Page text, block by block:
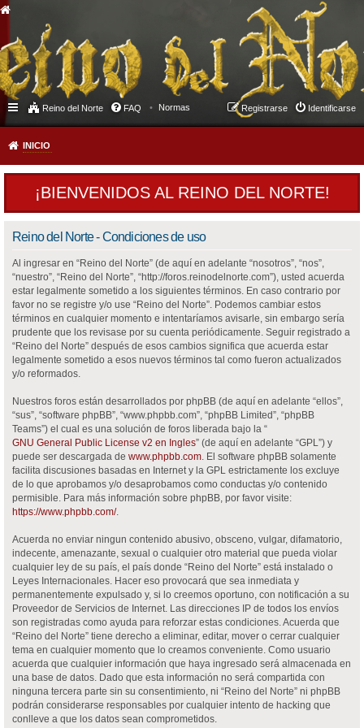
Reino del Norte FAQ Normas Identificarse
Registrarse
INICIO
¡BIENVENIDOS AL REINO DEL NORTE!
Reino del Norte - Condiciones de uso
Al ingresar en “Reino del Norte” (de aquí en adelante “nosotros”, “nos”,
“nuestro”, “Reino del Norte”, “http://foros.reinodelnorte.com”), usted acuerda
estar legalmente sometido a los siguientes términos. En caso contrario por
favor no se registre y/o use “Reino del Norte”. Podemos cambiar estos
términos en cualquier momento e intentaríamos avisarle, sin embargo sería
prudente que los revisase por su cuenta periódicamente. Seguir registrado a
“Reino del Norte” después de esos cambios significa que acuerda estar
legalmente sometido a esos nuevos términos tal como fueron actualizados
y/o reformados.
Nuestros foros están desarrollados por phpBB (de aquí en adelante “ellos”,
“sus”, “software phpBB”, “www.phpbb.com”, “phpBB Limited”, “phpBB
Teams”) el cual es una solución de foros liberada bajo la “
GNU General Public License v2 en Ingles” (de aquí en adelante “GPL”) y
puede ser descargada de www.phpbb.com. El software phpBB solamente
facilita discusiones basadas en Internet y la GPL estrictamente los excluye
de lo que aprobamos y/o desaprobamos como conductas y/o contenido
permisible. Para más información sobre phpBB, por favor visite:
https://www.phpbb.com/.
Acuerda no enviar ningun contenido abusivo, obsceno, vulgar, difamatorio,
indecente, amenazante, sexual o cualquier otro material que pueda violar
cualquier ley de su país, el país donde “Reino del Norte” está instalado o
Leyes Internacionales. Hacer eso provocará que sea inmediata y
permanentemente expulsado y, si lo creemos oportuno, con notificación a su
Proveedor de Servicios de Internet. Las direcciones IP de todos los envíos
son registradas como ayuda para reforzar estas condiciones. Acuerda que
“Reino del Norte” tiene derecho a eliminar, editar, mover o cerrar cualquier
tema en cualquier momento que lo creamos conveniente. Como usuario
acuerda que cualquier información que haya ingresado será almacenada en
una base de datos. Dado que esta información no será compartida con
ninguna tercera parte sin su consentimiento, ni “Reino del Norte” ni phpBB
podrán considerarse responsables por cualquier intento de hacking que
conlleve a que los datos sean comprometidos.